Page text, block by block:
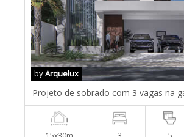
byArquelux
Projeto de sobrado com 3 vagas na